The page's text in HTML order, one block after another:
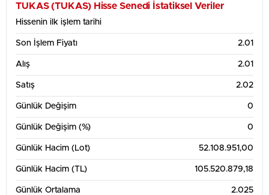
3. Ağu 4. Ağu 5. Ağu 6. Ağu 7. Ağu
1.95
1.975
2.025
2.075
1 Aylık Grafik Tablosu
2.3
TUKAS (TUKAS) Hisse Senedi İstatiksel Veriler
Hissenin ilk işlem tarihi
Son İşlem Fiyatı 2.01
Alış 2.01
Satış 2.02
Günlük Değişim 0
Günlük Değişim (%) 0
Günlük Hacim (Lot) 52.108.951,00
Günlük Hacim (TL) 105.520.879,18
Günlük Ortalama 2.025